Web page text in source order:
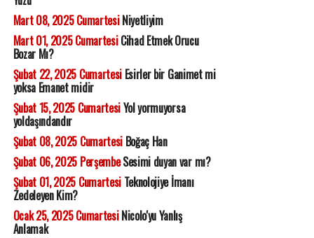
Mart 08, 2025 CumartesiNiyetliyim
Mart 01, 2025 CumartesiCihad Etmek Orucu
Bozar Mı?
Şubat 22, 2025 CumartesiEsirler bir Ganimet mi
yoksa Emanet midir
Şubat 15, 2025 CumartesiYol yormuyorsa
yoldaşındandır
Şubat 08, 2025 CumartesiBoğaç Han
Şubat 06, 2025 PerşembeSesimi duyan var mı?
Şubat 01, 2025 CumartesiTeknolojiye İmanı
Zedeleyen Kim?
Ocak 25, 2025 CumartesiNicolo'yu Yanlış
Anlamak